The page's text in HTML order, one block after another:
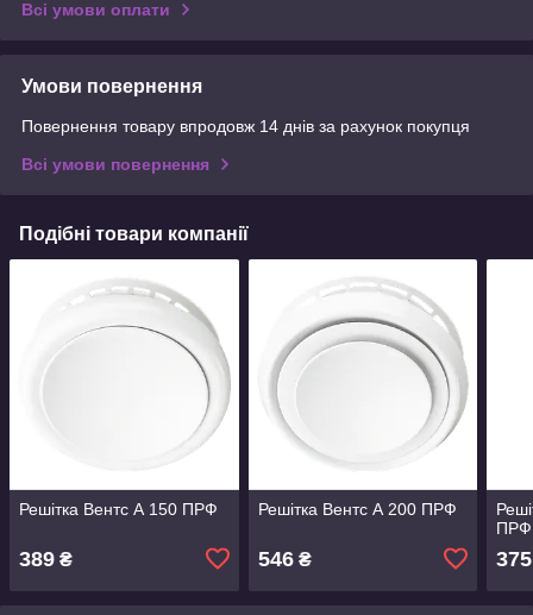
Всі умови оплати
Умови повернення
Повернення товару впродовж 14 днів за рахунок покупця
Всі умови повернення
Подібні товари компанії
Решітка Вентс А 150 ПРФ
389 ₴
Решітка Вентс А 200 ПРФ
546₴
ПРФ
375